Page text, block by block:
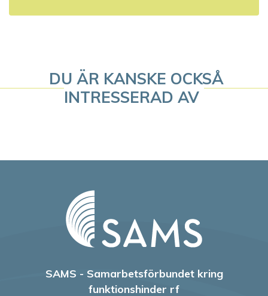
n
i
r
DU ÄR KANSKE OCKSÅ
INTRESSERAD AV
SAMS - Samarbetsförbundet kring
funktionshinder rf